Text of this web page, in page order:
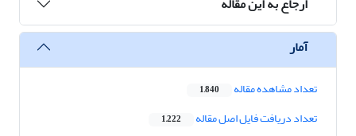
آمار
تعداد مشاهده مقاله 1,840
تعداد دریافت فایل اصل مقاله 1,222